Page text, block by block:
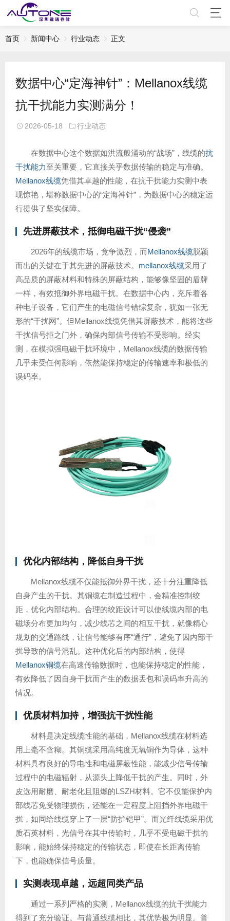
首页 新闻中心 行业动态 正文
数据中心“定海神针”：Mellanox线缆
抗干扰能力实测满分！
2026-05-18 行业动态
在数据中心这个数据如洪流般涌动的“战场”，线缆的抗
干扰能力至关重要，它直接关乎数据传输的稳定与准确。
Mellanox线缆凭借其卓越的性能，在抗干扰能力实测中表
现惊艳，堪称数据中心的“定海神针”，为数据中心的稳定运
行提供了坚实保障。
先进屏蔽技术，抵御电磁干扰“侵袭”
2026年的线缆市场，竞争激烈，而Mellanox线缆脱颖
而出的关键在于其先进的屏蔽技术。 mellanox线缆采用了
高品质的屏蔽材料和特殊的屏蔽结构，能够像坚固的盾牌
一样，有效抵御外界电磁干扰。在数据中心内，充斥着各
种电子设备，它们产生的电磁信号错综复杂，犹如一张无
形的“干扰网”。但Mellanox线缆凭借其屏蔽技术，能将这些
干扰信号拒之门外，确保内部信号传输不受影响。经实
测，在模拟强电磁干扰环境中，Mellanox线缆的数据传输
几乎未受任何影响，依然能保持稳定的传输速率和极低的
误码率。
优化内部结构，降低自身干扰
Mellanox线缆不仅能抵御外界干扰，还十分注重降低
自身产生的干扰。其铜缆在制造过程中，会精准控制绞
距，优化内部结构。合理的绞距设计可以使线缆内部的电
磁场分布更加均匀，减少线芯之间的相互干扰，就像精心
规划的交通路线，让信号能够有序“通行”，避免了因内部干
扰导致的信号混乱。这种优化后的内部结构，使得
Mellanox铜缆在高速传输数据时，也能保持稳定的性能，
有效降低了因自身干扰而产生的数据丢包和误码率升高的
情况。
优质材料加持，增强抗干扰性能
材料是决定线缆性能的基础，Mellanox线缆在材料选
用上毫不含糊。其铜缆采用高纯度无氧铜作为导体，这种
材料具有良好的导电性和电磁屏蔽性能，能减少信号传输
过程中的电磁辐射，从源头上降低干扰的产生。同时，外
皮选用耐磨、耐老化且阻燃的LSZH材料。它不仅能保护内
部线芯免受物理损伤，还能在一定程度上阻挡外界电磁干
扰，如同给线缆穿上了一层“防护铠甲”。而光纤线缆采用优
质石英材料，光信号在其中传输时，几乎不受电磁干扰的
影响，能始终保持稳定的传输状态，即使在长距离传输
下，也能确保信号质量。
实测表现卓越，远超同类产品
通过一系列严格的实测，Mellanox线缆的抗干扰能力
得到了充分验证。与普通线缆相比，其优势极为明显。普